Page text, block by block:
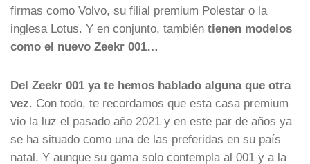
firmas como Volvo, su filial premium Polestar o la
inglesa Lotus. Y en conjunto, también tienen modelos
como el nuevo Zeekr 001…
Del Zeekr 001 ya te hemos hablado alguna que otra
vez. Con todo, te recordamos que esta casa premium
vio la luz el pasado año 2021 y en este par de años ya
se ha situado como una de las preferidas en su país
natal. Y aunque su gama solo contempla al 001 y a la